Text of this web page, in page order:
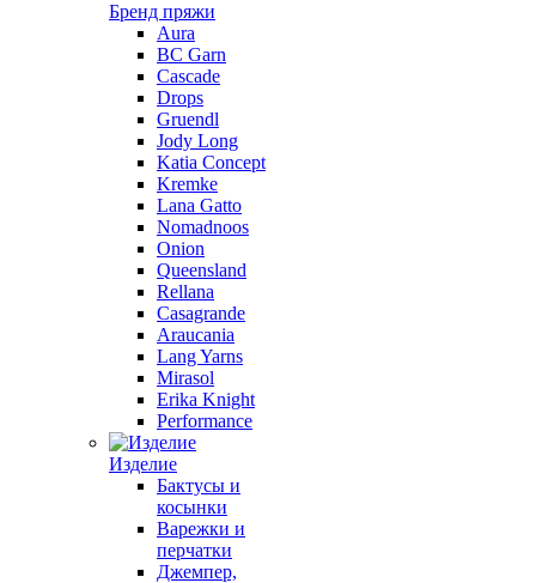
Бренд пряжи
Aura
BC Garn
Cascade
Drops
Gruendl
Jody Long
Katia Concept
Kremke
Lana Gatto
Nomadnoos
Onion
Queensland
Rellana
Casagrande
Araucania
Lang Yarns
Mirasol
Erika Knight
Performance
Изделие
Бактусы и
косынки
Варежки и
перчатки
Джемпер,